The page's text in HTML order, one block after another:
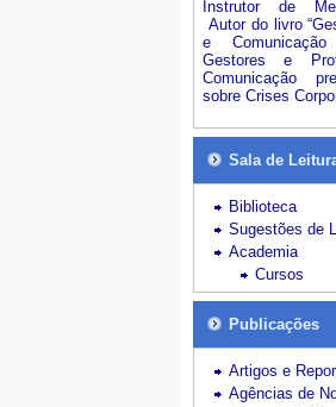
Instrutor de
Autor do livro
e
Gestores e
Comunicação
sobre Crises
Sala de
Biblioteca
Sugestões de
Academia
Cursos
Publicações
Artigos e
Agências de